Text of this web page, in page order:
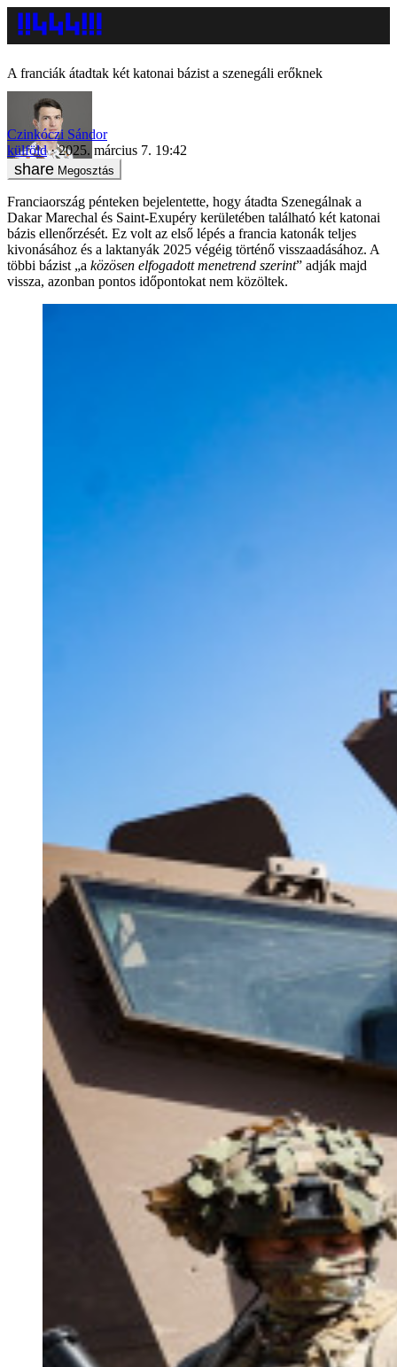
A franciák átadtak két katonai bázist a szenegáli erőknek
Czinkóczi Sándor
külföld
2025. március 7. 19:42
Megosztás
Franciaország pénteken bejelentette, hogy átadta Szenegálnak a
Dakar Marechal és Saint-Exupéry kerületében található két katonai
bázis ellenőrzését. Ez volt az első lépés a francia katonák teljes
kivonásához és a laktanyák 2025 végéig történő visszaadásához. A
többi bázist „a közösen elfogadott menetrend szerint” adják majd
vissza, azonban pontos időpontokat nem közöltek.